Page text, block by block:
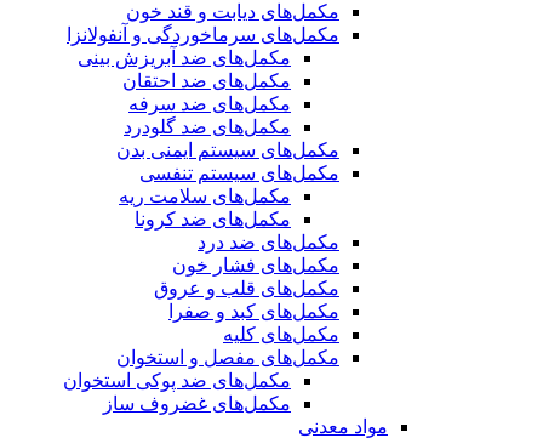
مکمل‌های دیابت و قند خون
مکمل‌های سرماخوردگی و آنفولانزا
مکمل‌های ضد آبریزش بینی
مکمل‌های ضد احتقان
مکمل‌های ضد سرفه
مکمل‌های ضد گلودرد
مکمل‌های سیستم ایمنی بدن
مکمل‌های سیستم تنفسی
مکمل‌های سلامت ریه
مکمل‌های ضد کرونا
مکمل‌های ضد درد
مکمل‌های فشار خون
مکمل‌های قلب و عروق
مکمل‌های کبد و صفرا
مکمل‌های کلیه
مکمل‌های مفصل و استخوان
مکمل‌های ضد پوکی استخوان
مکمل‌های غضروف ساز
مواد معدنی